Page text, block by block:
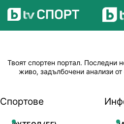
Твоят спортен портал. Последни
живо, задълбочени анализи от
Спортове